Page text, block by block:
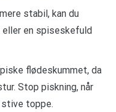
stabil, kan du
en spiseskefuld
flødeskummet, da
Stop piskning, når
toppe.